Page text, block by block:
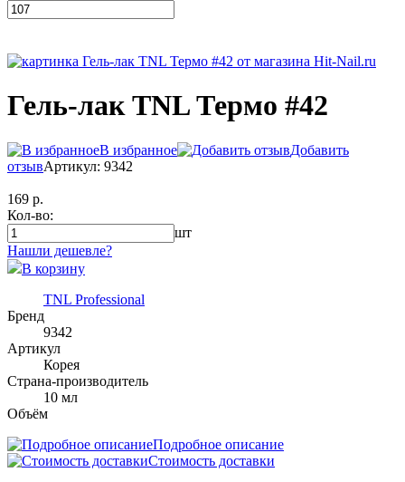
Гель-лак TNL Термо #42
В избранное
Добавить
отзывАртикул: 9342
169 р.
Кол-во:
шт
Нашли дешевле?
В корзину
TNL Professional
Бренд
9342
Артикул
Корея
Страна-производитель
10 мл
Объём
Подробное описание
Стоимость доставки